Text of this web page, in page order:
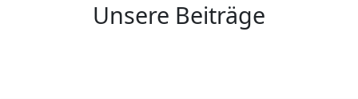
Unsere Beiträge